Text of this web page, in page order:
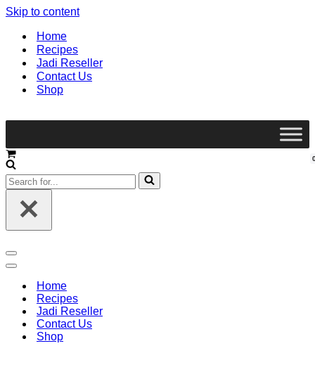
Skip to content
Home
Recipes
Jadi Reseller
Contact Us
Shop
Home
Recipes
Jadi Reseller
Contact Us
Shop